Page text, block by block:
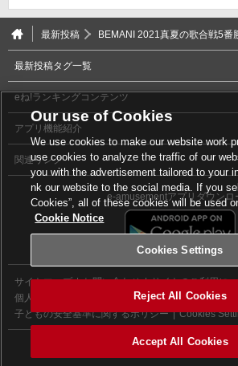
最新投稿 BEMANI 2021真夏の歌合戦5番
最新投稿タグ一覧
eね!ランキングコンテンツ
アプリ機能紹介
関連リンク
e-amusementアプリダウンロ
サイトマップ お問い合わせ
サイトのご利用に
個人情報等保護方針
外部送信について
子どもの安全基準に関するポリシー
Cookies
©2026 Konami Digital
Our use of Cookies
We use cookies to make our website work
use cookies to analyze the traffic of our
you with the advertisement tailored to your
nk our website to the social media. If you
Cookies”, all of these cookies will be used
Cookie Notice
Cookies Settings
Reject All Cookies
Accept All Cookies